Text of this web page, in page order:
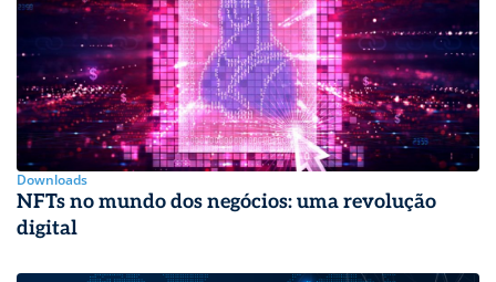
Downloads
NFTs no mundo dos negócios: uma revolução
digital